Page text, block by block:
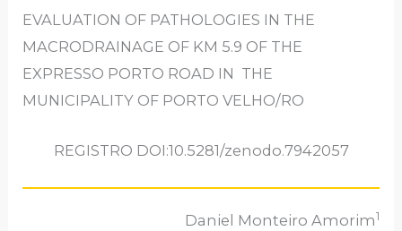
EVALUATION OF PATHOLOGIES IN THE
MACRODRAINAGE OF KM 5.9 OF THE
EXPRESSO PORTO ROAD IN THE
MUNICIPALITY OF PORTO VELHO/RO
REGISTRO DOI:10.5281/zenodo.7942057
Daniel Monteiro Amorim1